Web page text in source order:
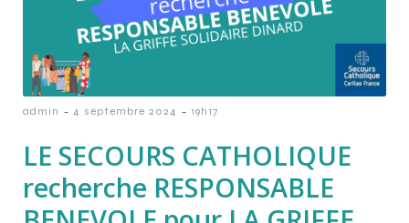
admin - 4 septembre 2024 - 19h17
LE SECOURS CATHOLIQUE
recherche RESPONSABLE